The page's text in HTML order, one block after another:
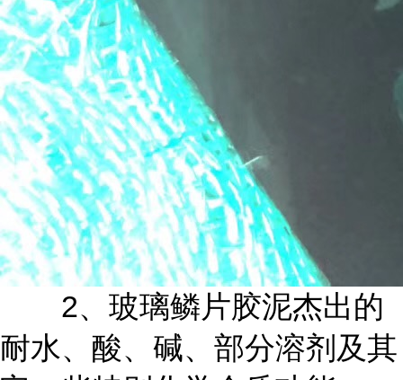
2、玻璃鳞片胶泥杰出的
耐水、酸、碱、部分溶剂及其